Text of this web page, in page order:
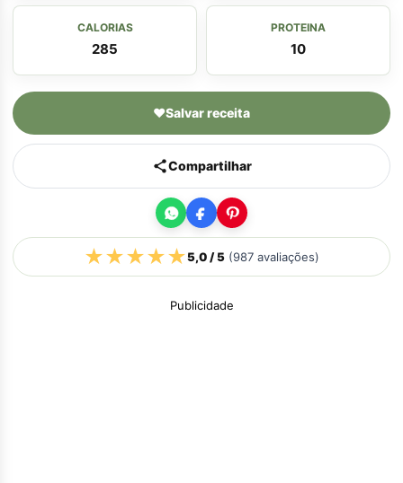
CALORIAS
285
PROTEINA
10
♥Salvar receita
Compartilhar
★★★★★5,0/ 5 (987 avaliações)
Publicidade